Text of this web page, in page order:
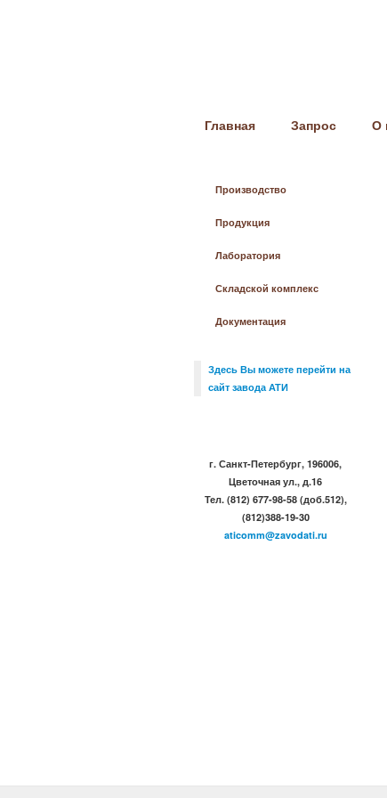
Главная Запрос О
Производство
Продукция
Лаборатория
Складской комплекс
Документация
Здесь Вы можете перейти на
сайт завода АТИ
г. Санкт-Петербург, 196006,
Цветочная ул., д.16
Тел. (812) 677-98-58 (доб.512),
(812)388-19-30
aticomm@zavodati.ru